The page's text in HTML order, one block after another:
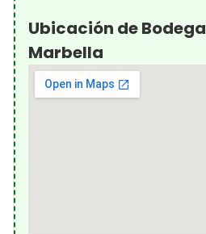
Ubicación de
Marbella